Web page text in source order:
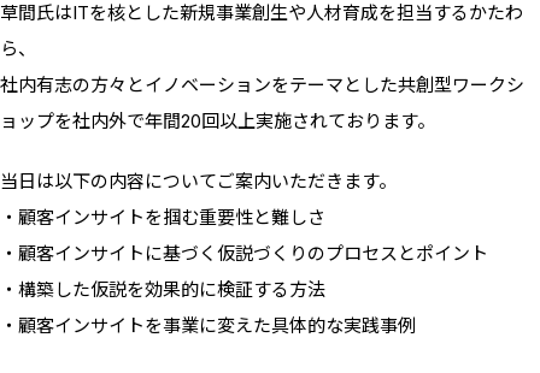
草間氏はITを核とした新規事業創生や人材育成を担当するかたわ
ら、
社内有志の方々とイノベーションをテーマとした共創型ワークシ
ョップを社内外で年間20回以上実施されております。
当日は以下の内容についてご案内いただきます。
・顧客インサイトを掴む重要性と難しさ
・顧客インサイトに基づく仮説づくりのプロセスとポイント
・構築した仮説を効果的に検証する方法
・顧客インサイトを事業に変えた具体的な実践事例